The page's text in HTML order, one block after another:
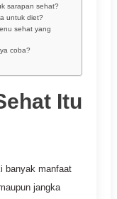
sarapan sehat?
untuk diet?
sehat yang
coba?
Itu
banyak manfaat
jangka